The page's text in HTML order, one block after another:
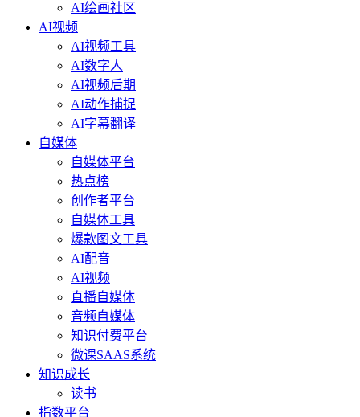
AI绘画社区
AI视频
AI视频工具
AI数字人
AI视频后期
AI动作捕捉
AI字幕翻译
自媒体
自媒体平台
热点榜
创作者平台
自媒体工具
爆款图文工具
AI配音
AI视频
直播自媒体
音频自媒体
知识付费平台
微课SAAS系统
知识成长
读书
指数平台